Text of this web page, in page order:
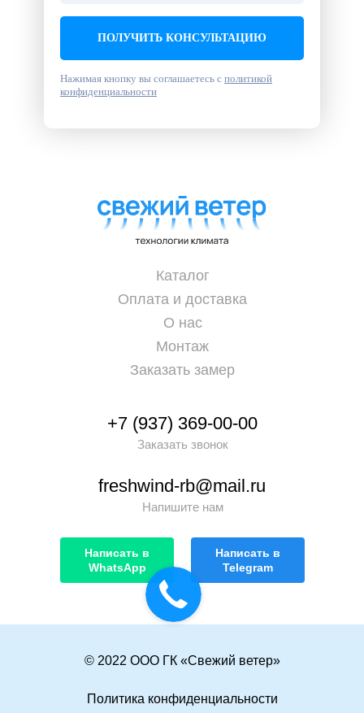
ПОЛУЧИТЬ КОНСУЛЬТАЦИЮ
Нажимая кнопку вы соглашаетесь с политикой
конфиденциальности
+7 (937) 369-00-00
Заказать звонок
freshwind-rb@mail.ru
Напишите нам
Каталог
Оплата и доставка
О нас
Монтаж
Заказать замер
Написать в
WhatsApp
Написать в
Telegram
© 2022 ООО ГК «Свежий ветер»
Политика конфиденциальности